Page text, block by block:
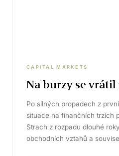
CAPITAL MARKETS
Na burzy se
Po silných propadech z
situace na finančních trzích
Strach z rozpadu dlouhé
obchodních vztahů a